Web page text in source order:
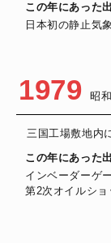
この年にあった
日本初の静止気
1979 昭
三国工場敷地内
この年にあった
インベーダーゲ
第2次オイルショ